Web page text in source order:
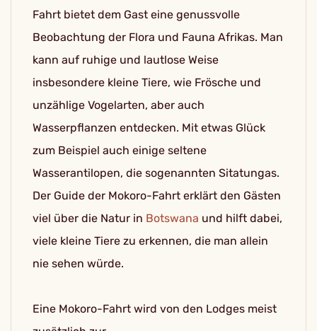
Fahrt bietet dem Gast eine genussvolle
Beobachtung der Flora und Fauna Afrikas. Man
kann auf ruhige und lautlose Weise
insbesondere kleine Tiere, wie Frösche und
unzählige Vogelarten, aber auch
Wasserpflanzen entdecken. Mit etwas Glück
zum Beispiel auch einige seltene
Wasserantilopen, die sogenannten Sitatungas.
Der Guide der Mokoro-Fahrt erklärt den Gästen
viel über die Natur in Botswana und hilft dabei,
viele kleine Tiere zu erkennen, die man allein
nie sehen würde.
Eine Mokoro-Fahrt wird von den Lodges meist